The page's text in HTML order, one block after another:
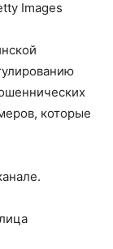
Images
которые